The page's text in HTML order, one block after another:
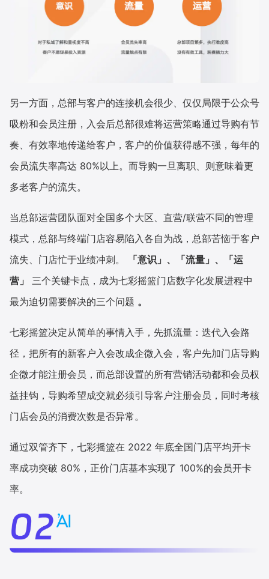
另一方面，总部与客户的连接机会很少、仅仅局限于公众号
吸粉和会员注册，入会后总部很难将运营策略通过导购有节
奏、有效率地传递给客户，客户的价值获得感不强，每年的
会员流失率高达 80%以上。而导购一旦离职、则意味着更
多老客户的流失。
当总部运营团队面对全国多个大区、直营/联营不同的管理
模式，总部与终端门店容易陷入各自为战，总部苦恼于客户
流失、门店忙于业绩冲刺。
「意识」、「流量」、「运
营」
三个关键卡点，成为七彩摇篮门店数字化发展进程中
最为迫切需要解决的三个问题 。
七彩摇篮决定从简单的事情入手，先抓流量：迭代入会路
径，把所有的新客户入会改成企微入会，客户先加门店导购
企微才能注册会员，而总部设置的所有营销活动都和会员权
益挂钩，导购希望成交就必须引导客户注册会员，同时考核
门店会员的消费次数是否异常。
通过双管齐下，七彩摇篮在 2022 年底全国门店平均开卡
率成功突破 80%，正价门店基本实现了 100%的会员开卡
率。